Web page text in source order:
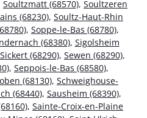
Soultzmatt (68570), Soultzeren
(68230), Soultz-Haut-Rhin
, Soppe-le-Bas (68780),
(68380), Sigolsheim
Sickert (68290), Sewen (68290),
, Seppois-le-Bas (68580),
(68130), Schweighouse-
(68440), Sausheim (68390),
, Sainte-Croix-en-Plaine